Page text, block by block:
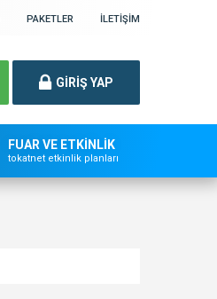
PAKETLER İLETİŞİM
GİRİŞ YAP
FUAR VE ETKİNLİK
tokatnet etkinlik planları